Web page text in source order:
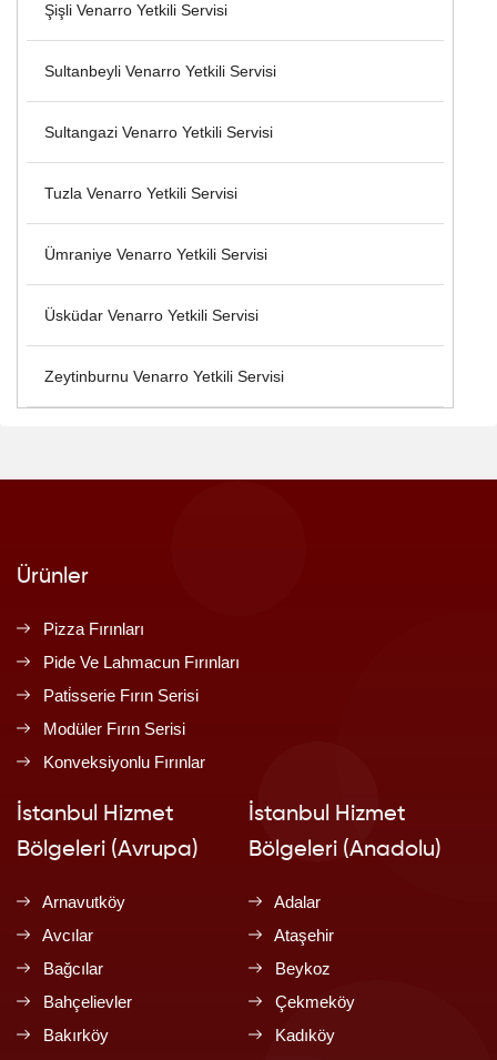
Şişli Venarro Yetkili Servisi
Sultanbeyli Venarro Yetkili Servisi
Sultangazi Venarro Yetkili Servisi
Tuzla Venarro Yetkili Servisi
Ümraniye Venarro Yetkili Servisi
Üsküdar Venarro Yetkili Servisi
Zeytinburnu Venarro Yetkili Servisi
Ürünler
Pizza Fırınları
Pide Ve Lahmacun Fırınları
Pati̇sserie Fırın Serisi
Modüler Fırın Serisi
Konveksiyonlu Fırınlar
İstanbul Hizmet
Bölgeleri (Avrupa)
Arnavutköy
Avcılar
Bağcılar
Bahçelievler
Bakırköy
İstanbul Hizmet
Bölgeleri (Anadolu)
Adalar
Ataşehir
Beykoz
Çekmeköy
Kadıköy